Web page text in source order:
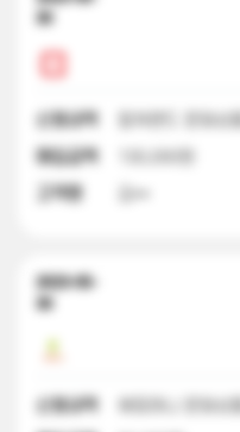
30
신청내역
매입금액
고객명
2023-05-
30
신청내역